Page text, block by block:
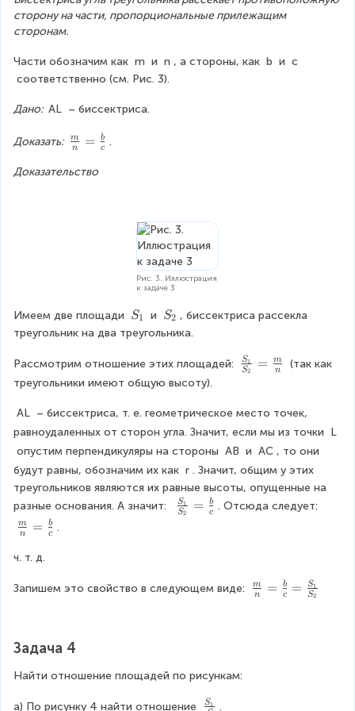
\
c
o
t
_
C
A
+
S
{
A
}
c
d
t
h
\f
a
{
d
o
n
+
r
a
{
1
}
{
2
}
a
c
k
\f
сторону на части, пропорциональные прилежащим
сторонам.
Части обозначим как m и n , а стороны, как b и c
соответственно (см. Рис. 3).
Дано: AL – биссектриса.
Доказать: \f
a
\f
r
c
{
}
{
}
n
m = c
b .
Доказательство
Рис. 3. Иллюстрация
к задаче 3
Имеем две площади S
_
S1 и S
_
S2 , биссектриса рассекла
треугольник на два треугольника.
Рассмотрим отношение этих площадей:
\f
c
{
_
1
}
{
=
m
S2
S1 = n
m
(так как
треугольники имеют общую высоту).
AL – биссектриса, т. е. геометрическое место точек,
равноудаленных от сторон угла. Значит, если мы из точки L
опустим перпендикуляры на стороны AB и AC , то они
будут равны, обозначим их как r . Значит, общим у этих
треугольников являются их равные высоты, опущенные на
разные основания. А значит:
\
S
_
S2
S1 = c
b . Отсюда следует:
\f
a
{
n
}
\f
n
m = c
b .
ч. т. д.
Запишем это свойство в следующем виде:
\f
n
m = c
b = S2
S1
Задача 4
Найти отношение площадей по рисункам:
a) По рисунку 4 найти отношение \
S1 .